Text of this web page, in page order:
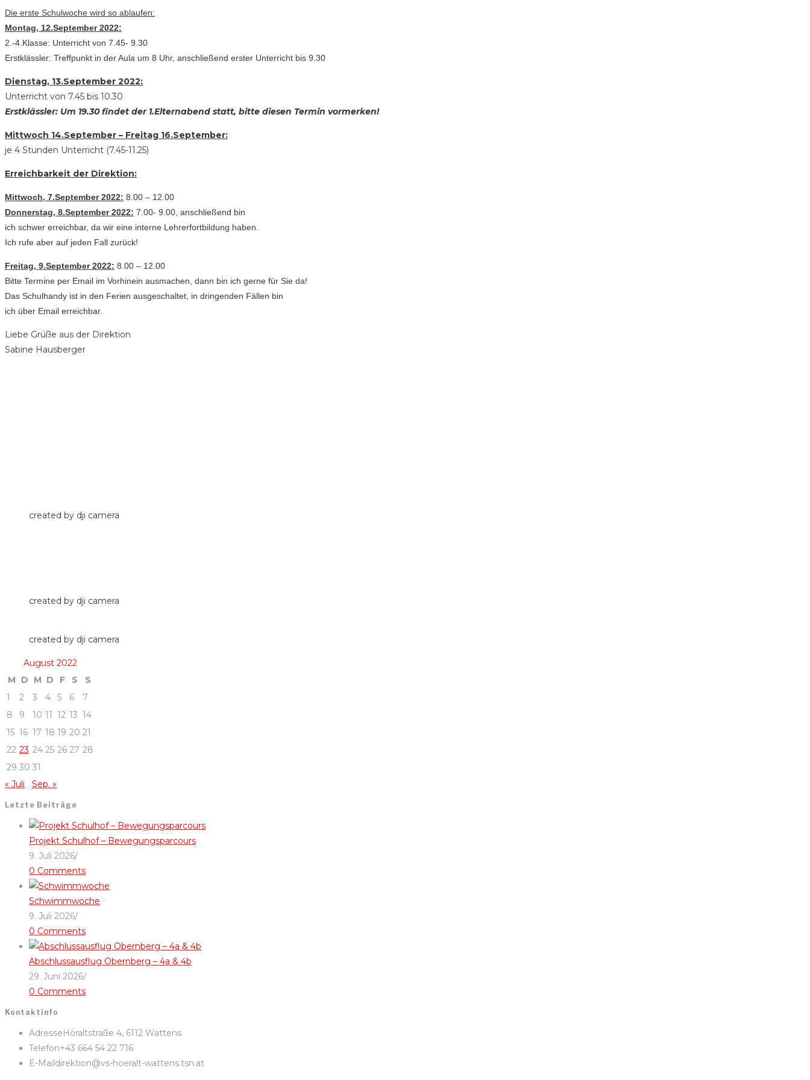
Die erste Schulwoche wird so ablaufen:
Montag, 12.September 2022:
2.-4.Klasse: Unterricht von 7.45- 9.30
Erstklässler: Treffpunkt in der Aula um 8 Uhr, anschließend erster Unterricht bis 9.30
Dienstag, 13.September 2022:
Unterricht von 7.45 bis 10.30
Erstklässler: Um 19.30 findet der 1.Elternabend statt, bitte diesen Termin vormerken!
Mittwoch 14.September – Freitag 16.September:
je 4 Stunden Unterricht (7.45-11.25)
Erreichbarkeit der Direktion:
Mittwoch, 7.September 2022: 8.00 – 12.00
Donnerstag, 8.September 2022: 7.00- 9.00, anschließend bin
ich schwer erreichbar, da wir eine interne Lehrerfortbildung haben.
Ich rufe aber auf jeden Fall zurück!
Freitag, 9.September 2022: 8.00 – 12.00
Bitte Termine per Email im Vorhinein ausmachen, dann bin ich gerne für Sie da!
Das Schulhandy ist in den Ferien ausgeschaltet, in dringenden Fällen bin
ich über Email erreichbar.
Liebe Grüße aus der Direktion
Sabine Hausberger
created by dji camera
created by dji camera
created by dji camera
August 2022
M
D M D F S
S
1
2 3 4 5 6
7
8
9 10 11 12 13 14
15 16 17 18 19 20 21
22 23 24 25 26 27 28
29 30 31
« Juli
Sep. »
Letzte Beiträge
Projekt Schulhof – Bewegungsparcours
9. Juli 2026/
0 Comments
Schwimmwoche
9. Juli 2026/
0 Comments
Abschlussausflug Obernberg – 4a & 4b
29. Juni 2026/
0 Comments
Kontaktinfo
AdresseHöraltstraße 4, 6112 Wattens
Telefon+43 664 54 22 716
E-Maildirektion@vs-hoeralt-wattens.tsn.at